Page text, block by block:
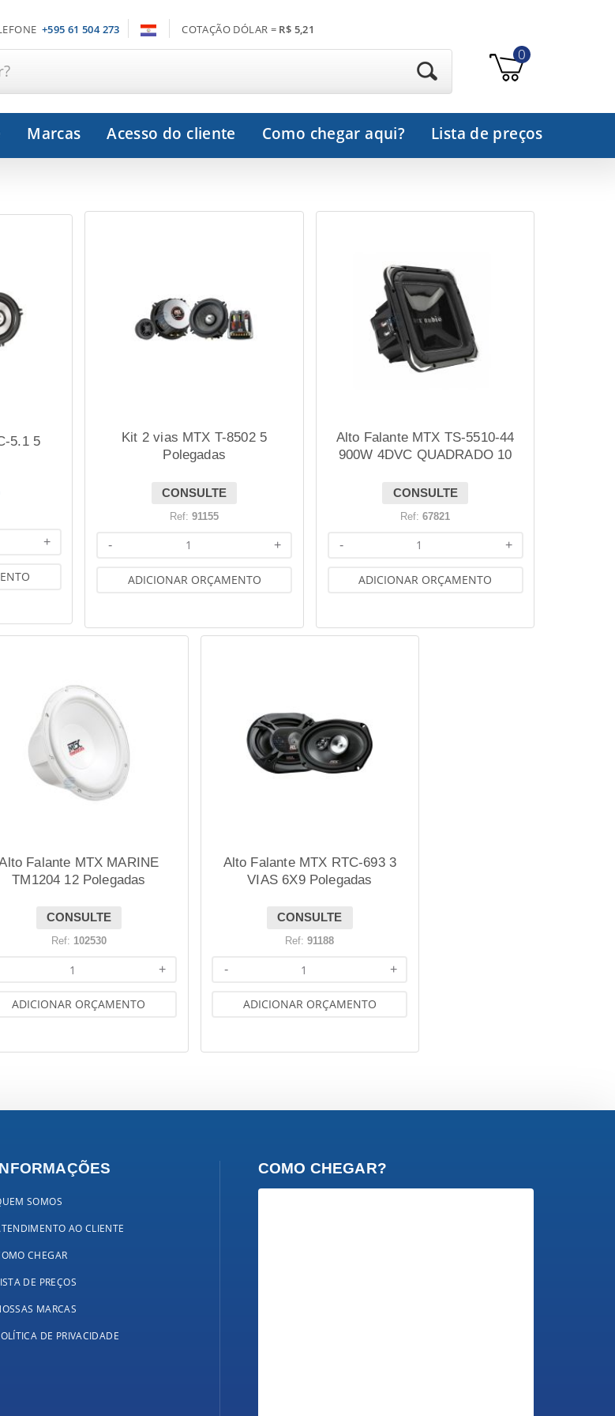
+595 61 504 273 COTAÇÃO DÓLAR = R$ 5,21
0
Marcas Acesso do cliente Como chegar aqui? Lista de preços
5.1 5
+
Kit 2 vias MTX T-8502 5
Polegadas
CONSULTE
Ref:91155
+
-
ADICIONAR ORÇAMENTO
Alto Falante MTX TS-5510-44
900W 4DVC QUADRADO 10
CONSULTE
Ref:67821
+
-
ADICIONAR ORÇAMENTO
Falante MTX MARINE
TM1204 12 Polegadas
CONSULTE
Ref: 102530
+
ADICIONAR ORÇAMENTO
Alto Falante MTX RTC-693 3
VIAS 6X9 Polegadas
CONSULTE
Ref:91188
+
-
ADICIONAR ORÇAMENTO
SOMOS
AO CLIENTE
CHEGAR
DE PREÇOS
MARCAS
DE PRIVACIDADE
COMO CHEGAR?